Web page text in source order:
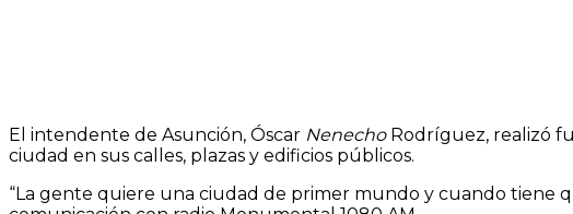
El intendente de Asunción, Óscar NenechoRodríguez, realizó
ciudad en sus calles, plazas y edificios públicos.
“La gente quiere una ciudad de primer mundo y cuando tiene